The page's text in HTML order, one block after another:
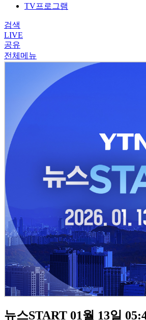
TV프로그램
검색
LIVE
공유
전체메뉴
뉴스START 01월 13일